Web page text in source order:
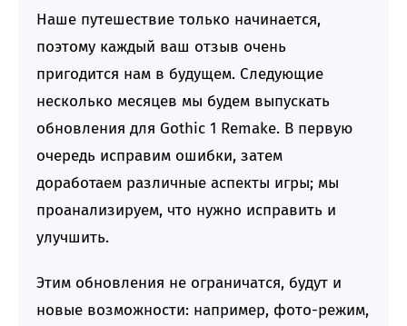
Наше путешествие только начинается,
поэтому каждый ваш отзыв очень
пригодится нам в будущем. Следующие
несколько месяцев мы будем выпускать
обновления для Gothic 1 Remake. В первую
очередь исправим ошибки, затем
доработаем различные аспекты игры; мы
проанализируем, что нужно исправить и
улучшить.
Этим обновления не ограничатся, будут и
новые возможности: например, фото-режим,